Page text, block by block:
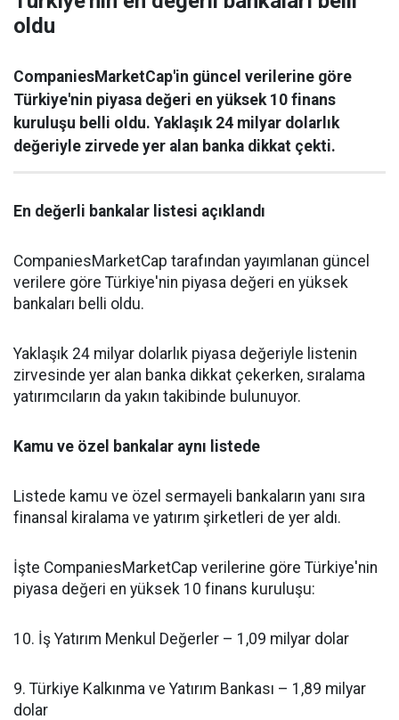
oldu
CompaniesMarketCap'in güncel verilerine göre
Türkiye'nin piyasa değeri en yüksek 10 finans
kuruluşu belli oldu. Yaklaşık 24 milyar dolarlık
değeriyle zirvede yer alan banka dikkat çekti.
En değerli bankalar listesi açıklandı
CompaniesMarketCap tarafından yayımlanan güncel
verilere göre Türkiye'nin piyasa değeri en yüksek
bankaları belli oldu.
Yaklaşık 24 milyar dolarlık piyasa değeriyle listenin
zirvesinde yer alan banka dikkat çekerken, sıralama
yatırımcıların da yakın takibinde bulunuyor.
Kamu ve özel bankalar aynı listede
Listede kamu ve özel sermayeli bankaların yanı sıra
finansal kiralama ve yatırım şirketleri de yer aldı.
İşte CompaniesMarketCap verilerine göre Türkiye'nin
piyasa değeri en yüksek 10 finans kuruluşu:
10. İş Yatırım Menkul Değerler – 1,09 milyar dolar
9. Türkiye Kalkınma ve Yatırım Bankası – 1,89 milyar
dolar